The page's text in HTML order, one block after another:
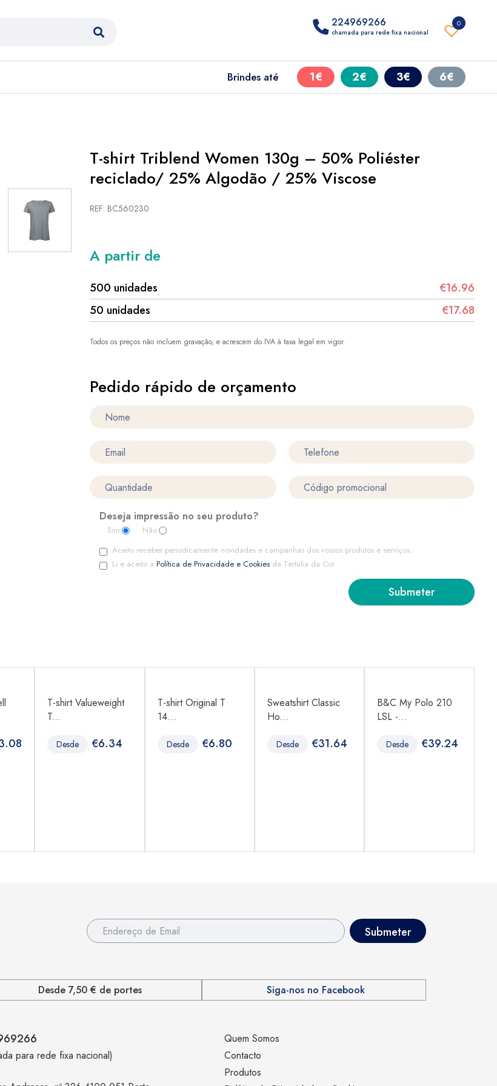
0
224969266
chamada para rede fixa nacional
Brindes até 1€ 2€ 3€ 6€
T-shirt Triblend Women 130g – 50% Poliéster
reciclado/ 25% Algodão / 25% Viscose
REF: BC560230
A partir de
500 unidades
€16.96
50 unidades
€17.68
Todos os preços não incluem gravação, e acrescem do IVA à taxa legal em vigor.
Pedido rápido de orçamento
Deseja impressão no seu produto?
Sim
Não
Aceito receber periodicamente novidades e campanhas dos vossos produtos e serviços.
Li e aceito a Política de Privacidade e Cookies da Tertúlia da Cor
T-shirt Valueweight
T...
Desde €6.34
T-shirt Original T
14...
Desde €6.80
Sweatshirt Classic
Ho...
Desde €31.64
B&C My Polo 210
LSL -...
Desde €39.24
Desde 7,50 € de portes Siga-nos no Facebook
para rede fixa nacional)
Quem Somos
Contacto
Produtos